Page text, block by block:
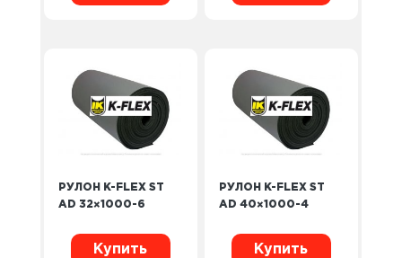
РУЛОН K-FLEX ST
AD 32×1000-6
Купить
РУЛОН K-FLEX ST
AD 40×1000-4
Купить